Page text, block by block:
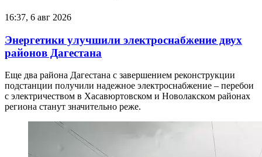
16:37, 6 авг 2026
Энергетики улучшили электроснабжение двух
районов Дагестана
Еще два района Дагестана с завершением реконструкции
подстанции получили надежное электроснабжение – перебои
с электричеством в Хасавюртовском и Новолакском районах
региона станут значительно реже.